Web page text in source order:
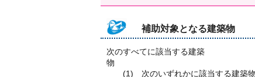
補助対象となる建築物
次のすべてに該当する建築
(1) 次のいずれかに該当する建築物